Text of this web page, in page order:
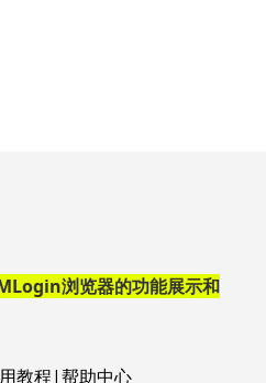
浏览器的功能展示和
教程|帮助中心